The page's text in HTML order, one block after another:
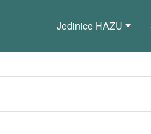
Jedinice HAZU